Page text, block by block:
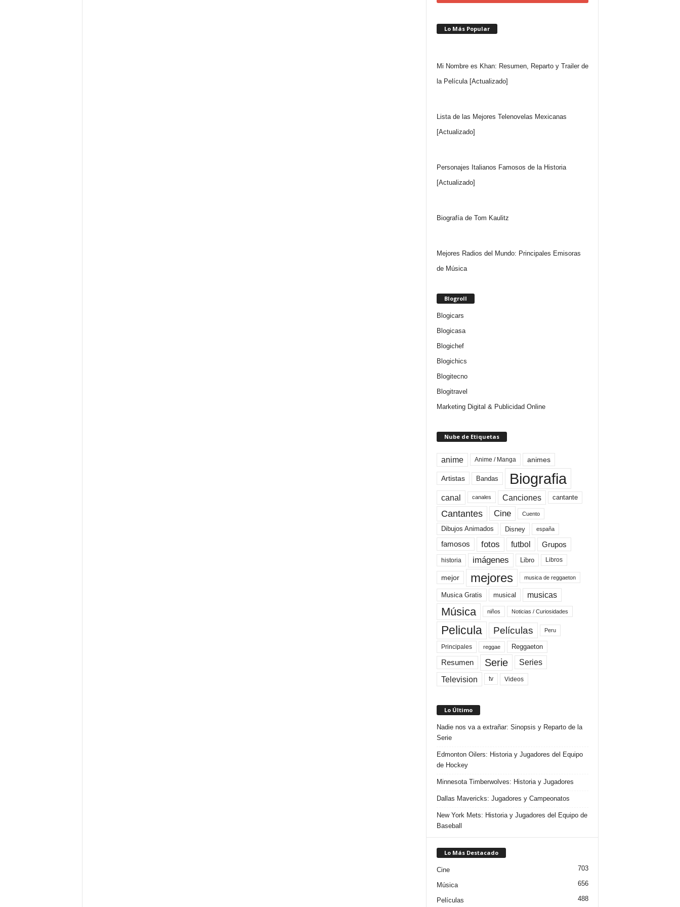
Lo Más Popular
Mi Nombre es Khan: Resumen, Reparto y Trailer de
la Película [Actualizado]
Lista de las Mejores Telenovelas Mexicanas
[Actualizado]
Personajes Italianos Famosos de la Historia
[Actualizado]
Biografía de Tom Kaulitz
Mejores Radios del Mundo: Principales Emisoras
de Música
Blogroll
Blogicars
Blogicasa
Blogichef
Blogichics
Blogitecno
Blogitravel
Marketing Digital & Publicidad Online
Nube de Etiquetas
anime Anime / Manga animes
Artistas Bandas Biografia
canal canales Canciones cantante
Cantantes Cine Cuento
Dibujos Animados Disney españa
famosos fotos futbol Grupos
historia imágenes Libro Libros
mejor mejores musica de reggaeton
Musica Gratis musical musicas
Música niños Noticias / Curiosidades
Pelicula Películas Peru
Principales reggae Reggaeton
Resumen Serie Series
Television tv Videos
Lo Último
Nadie nos va a extrañar: Sinopsis y Reparto de la
Serie
Edmonton Oilers: Historia y Jugadores del Equipo
de Hockey
Minnesota Timberwolves: Historia y Jugadores
Dallas Mavericks: Jugadores y Campeonatos
New York Mets: Historia y Jugadores del Equipo de
Baseball
Lo Más Destacado
Cine 703
Música 656
Películas 488